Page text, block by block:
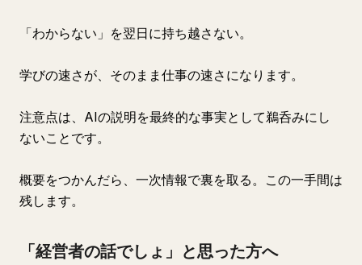
「わからない」を翌日に持ち越さない。
学びの速さが、そのまま仕事の速さになります。
注意点は、AIの説明を最終的な事実として鵜呑みにし
ないことです。
概要をつかんだら、一次情報で裏を取る。この一手間は
残します。
「経営者の話でしょ」と思った方へ